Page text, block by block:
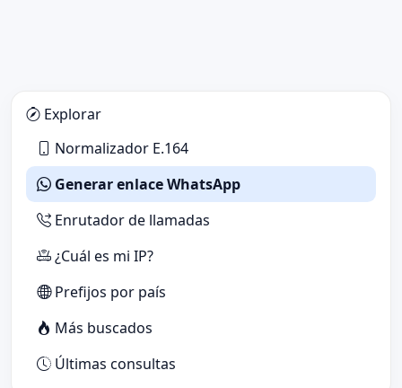
Explorar
Normalizador E.164
Generar enlace WhatsApp
Enrutador de llamadas
¿Cuál es mi IP?
Prefijos por país
Más buscados
Últimas consultas